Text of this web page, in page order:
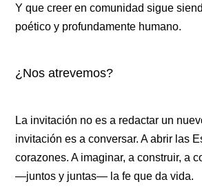
Y que creer en comunidad sigue
poético y profundamente humano.
¿Nos atrevemos?
La invitación no es a redactar un
invitación es a conversar. A abrir las
corazones. A imaginar, a construir, a
—juntos y juntas— la fe que da vida.